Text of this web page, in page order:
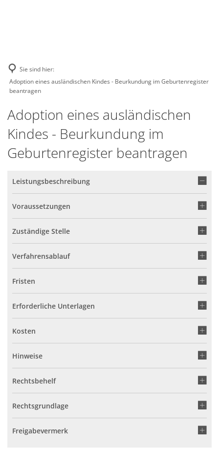
Sie sind hier:
Adoption eines ausländischen Kindes - Beurkundung im Geburtenregister
beantragen
Adoption eines ausländischen
Kindes - Beurkundung im
Geburtenregister beantragen
Leistungsbeschreibung
Voraussetzungen
Zuständige Stelle
Verfahrensablauf
Fristen
Erforderliche Unterlagen
Kosten
Hinweise
Rechtsbehelf
Rechtsgrundlage
Freigabevermerk